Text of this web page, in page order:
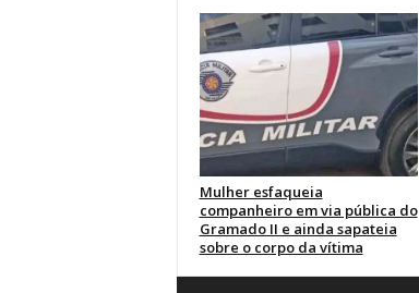
Mulher esfaqueia
companheiro em via pública do
Gramado II e ainda sapateia
sobre o corpo da vítima